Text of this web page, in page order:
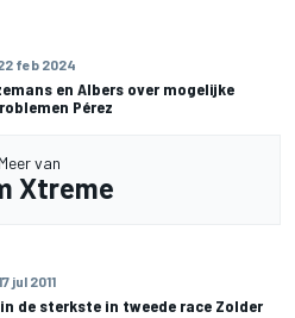
feb 2024
en Albers over mogelijke
Pérez
Meer van
Xtreme
jul 2011
de sterkste in tweede race Zolder